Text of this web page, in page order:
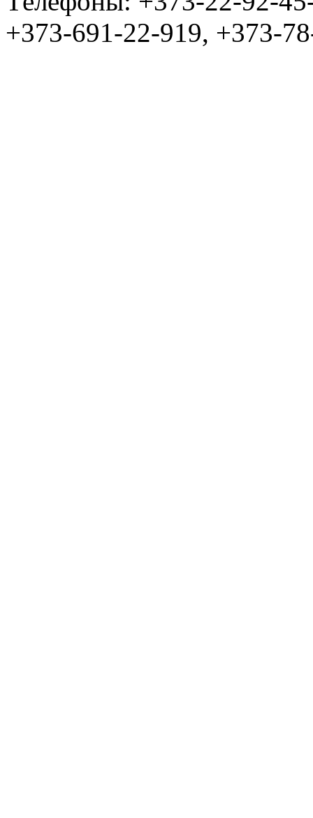
+373-691-22-919, +373-